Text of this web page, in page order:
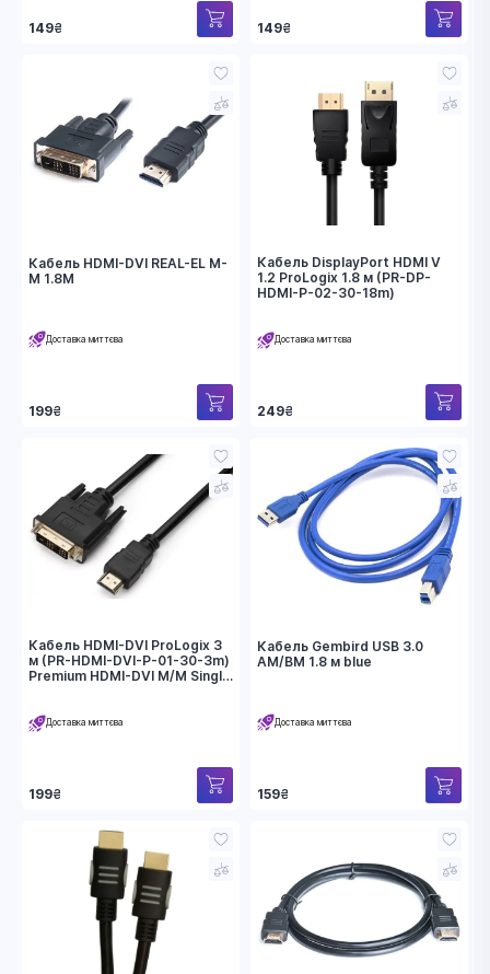
149₴ 149₴
Кабель HDMI-DVI REAL-EL M-
M 1.8M
Доставка миттєва
199₴
Кабель DisplayPort HDMI V
1.2 ProLogix 1.8 м (PR-DP-
HDMI-P-02-30-18m)
Доставка миттєва
249₴
Кабель HDMI-DVI ProLogix 3
м (PR-HDMI-DVI-P-01-30-3m)
Premium HDMI-DVI M/M Single
Доставка миттєва
199₴
Кабель Gembird USB 3.0
AM/BM 1.8 м blue
Доставка миттєва
159₴